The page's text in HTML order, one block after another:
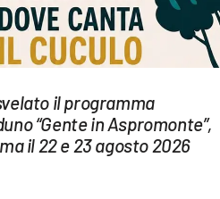
il programma
“Gente in Aspromonte”,
il 22 e 23 agosto 2026